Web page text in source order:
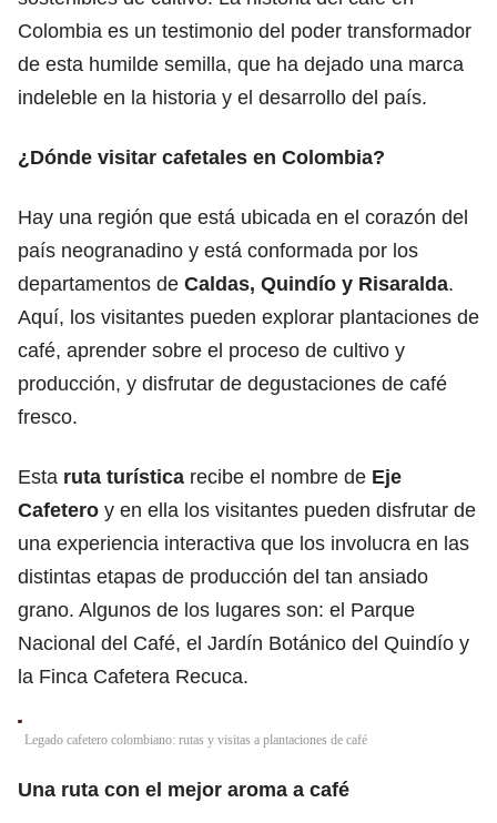
Colombia es un testimonio del poder transformador
de esta humilde semilla, que ha dejado una marca
indeleble en la historia y el desarrollo del país.
¿Dónde visitar cafetales en Colombia?
Hay una región que está ubicada en el corazón del
país neogranadino y está conformada por los
departamentos de Caldas, Quindío y Risaralda.
Aquí, los visitantes pueden explorar plantaciones de
café, aprender sobre el proceso de cultivo y
producción, y disfrutar de degustaciones de café
fresco.
Esta ruta turística recibe el nombre de Eje
Cafetero y en ella los visitantes pueden disfrutar de
una experiencia interactiva que los involucra en las
distintas etapas de producción del tan ansiado
grano. Algunos de los lugares son: el Parque
Nacional del Café, el Jardín Botánico del Quindío y
la Finca Cafetera Recuca.
Legado cafetero colombiano: rutas y visitas a plantaciones de café
Una ruta con el mejor aroma a café